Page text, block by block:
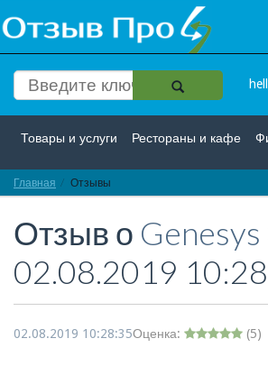
Товары и услуги Рестораны и кафе
Красота и здоровье
Интернет Путешествие и отдых
Недвижимость Работа Гос.
Главная Отзывы
Отзыв о
02.08.2019
02.08.2019 10:28:35Оценка: (5)